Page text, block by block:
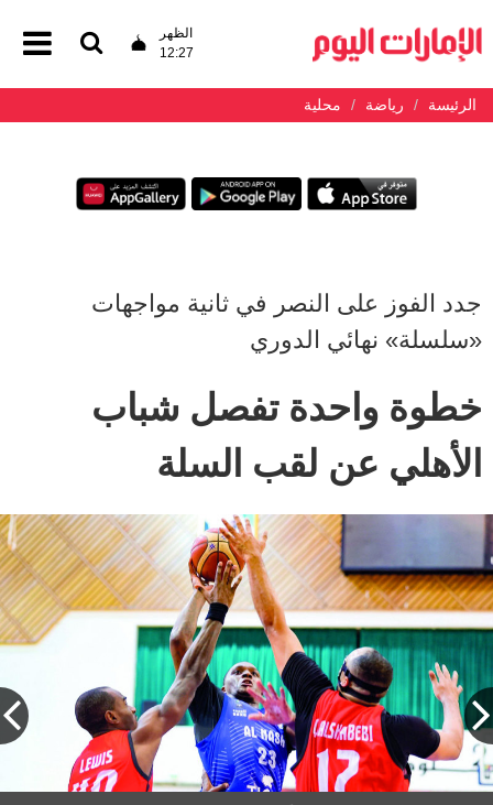
الظهر
12:27
الرئيسة رياضة محلية
جدد الفوز على النصر في ثانية مواجهات
«سلسلة» نهائي الدوري
خطوة واحدة تفصل شباب
الأهلي عن لقب السلة